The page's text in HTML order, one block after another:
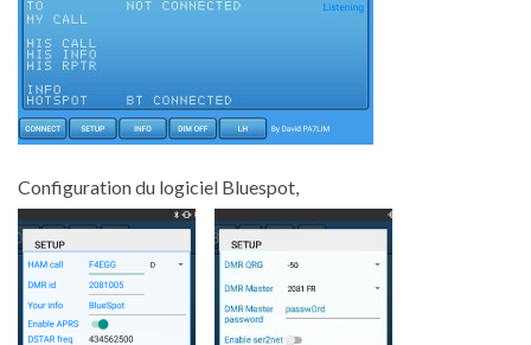
Configuration du logiciel Bluespot,